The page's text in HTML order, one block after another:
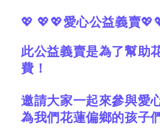
💖 💖💖愛心公益義賣
此公益義賣是為了幫助
費！
邀請大家一起來參與愛
為我們花蓮偏鄉的孩子